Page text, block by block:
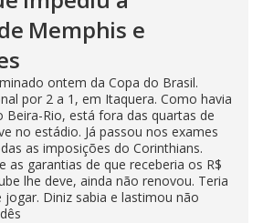
Memphis e
ontem da Copa do Brasil.
por 2 a 1, em Itaquera. Como havia
Beira-Rio, está fora das quartas de
no estádio. Já passou nos exames
as imposições do Corinthians.
as garantias de que receberia os R$
lhe deve, ainda não renovou. Teria
jogar. Diniz sabia e lastimou não